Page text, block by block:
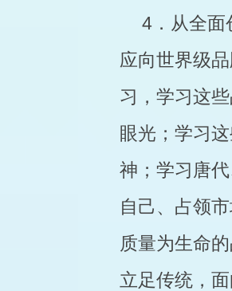
4．从全面
应向世界级
习，学习这
眼光；学习
神；学习唐
自己、占领
质量为生命
立足传统，